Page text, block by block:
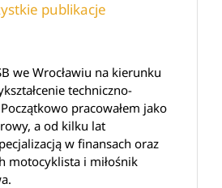
publikacje
we Wrocławiu na kierunku
techniczno-
pracowałem jako
a od kilku lat
w finansach oraz
motocyklista i miłośnik